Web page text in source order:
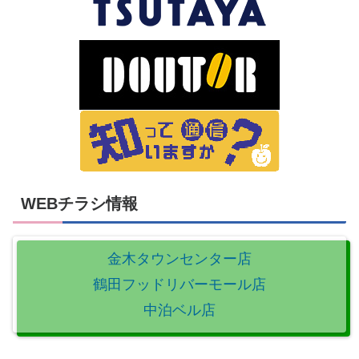
WEBチラシ情報
金木タウンセンター店
鶴田フッドリバーモール店
中泊ベル店